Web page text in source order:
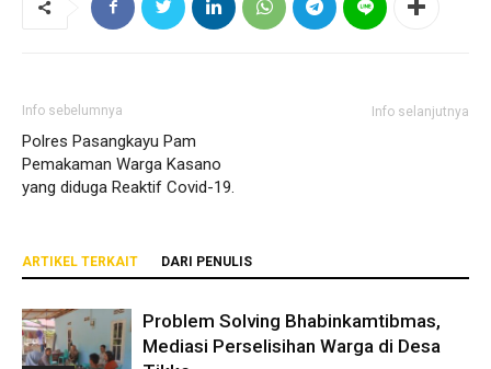
Info sebelumnya
Polres Pasangkayu Pam
Pemakaman Warga Kasano
yang diduga Reaktif Covid-19.
Info selanjutnya
ARTIKEL TERKAIT DARI PENULIS
Problem Solving Bhabinkamtibmas,
Mediasi Perselisihan Warga di Desa